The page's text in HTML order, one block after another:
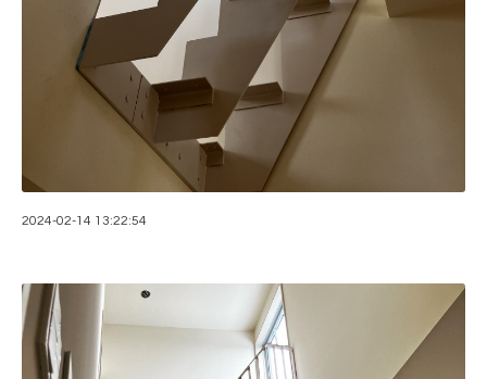
2024-02-14 13:22:54